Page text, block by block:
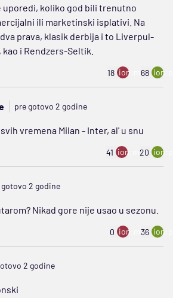
uporedi, koliko god bili trenutno
ili marketinski isplativi. Na
prava, klasik derbija i to Liverpul-
i Rendzers-Seltik.
18 ion:minus
68
pre gotovo 2 godine
vremena Milan - Inter, al' u snu
41 ion:minus
20
gotovo 2 godine
Nikad gore nije usao u sezonu.
0 ion:minus
36
2 godine